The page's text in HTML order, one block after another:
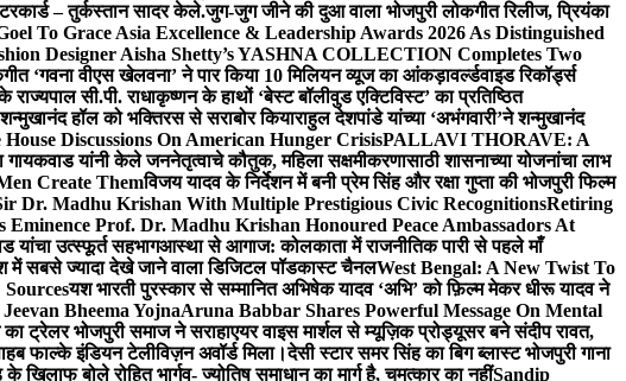
– तुर्कस्तान सादर केले.जुग-जुग जीने की दुआ वाला भोजपुरी लोकगीत रिलीज, प्रियंका
To Grace Asia Excellence & Leadership Awards 2026 As Distinguished
Designer Aisha Shetty’s YASHNA COLLECTION Completes Two
‘गवना वीएस खेलवना’ ने पार किया 10 मिलियन व्यूज का आंकड़ावर्ल्डवाइड रिकॉर्ड्स
सी.पी. राधाकृष्णन के हाथों ‘बेस्ट बॉलीवुड एक्टिविस्ट’ का प्रतिष्ठित
हॉल को भक्तिरस से सराबोर कियाराहुल देशपांडे यांच्या ‘अभंगवारी’ने शन्मुखानंद
Discussions On American Hunger CrisisPALLAVI THORAVE: A
यांनी केले जननेतृत्वाचे कौतुक, महिला सक्षमीकरणासाठी शासनाच्या योजनांचा लाभ
Create Themविजय यादव के निर्देशन में बनी प्रेम सिंह और रक्षा गुप्ता की भोजपुरी फिल्म
Dr. Madhu Krishan With Multiple Prestigious Civic RecognitionsRetiring
Eminence Prof. Dr. Madhu Krishan Honoured Peace Ambassadors At
यांचा उत्स्फूर्त सहभागआस्था से आगाज: कोलकाता में राजनीतिक पारी से पहले माँ
में सबसे ज्यादा देखे जाने वाला डिजिटल पॉडकास्ट चैनलWest Bengal: A New Twist To
यश भारती पुरस्कार से सम्मानित अभिषेक यादव ‘अभि’ को फ़िल्म मेकर धीरू यादव ने
Bheema YojnaAruna Babbar Shares Powerful Message On Mental
का ट्रेलर भोजपुरी समाज ने सराहाएयर वाइस मार्शल से म्यूज़िक प्रोड्यूसर बने संदीप रावत,
फाल्के इंडियन टेलीविज़न अवॉर्ड मिला।देसी स्टार समर सिंह का बिग ब्लास्ट भोजपुरी गाना
बोले रोहित भार्गव- ज्योतिष समाधान का मार्ग है, चमत्कार का नहींSandip